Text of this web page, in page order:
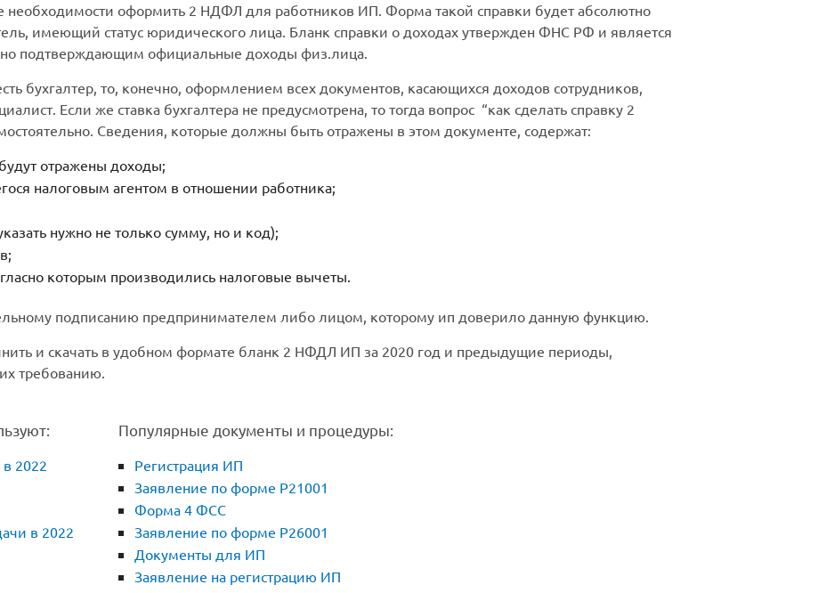
необходимости оформить 2 НДФЛ для работников ИП. Форма такой справки будет абсолютно
имеющий статус юридического лица. Бланк справки о доходах утвержден ФНС РФ и является
подтверждающим официальные доходы физ.лица.
бухгалтер, то, конечно, оформлением всех документов, касающихся доходов сотрудников,
Если же ставка бухгалтера не предусмотрена, то тогда вопрос “как сделать справку 2
Сведения, которые должны быть отражены в этом документе, содержат:
отражены доходы;
налоговым агентом в отношении работника;
нужно не только сумму, но и код);
которым производились налоговые вычеты.
подписанию предпринимателем либо лицом, которому ип доверило данную функцию.
и скачать в удобном формате бланк 2 НФДЛ ИП за 2020 год и предыдущие периоды,
требованию.
2022
в 2022
Популярные документы и процедуры:
Регистрация ИП
Заявление по форме Р21001
Форма 4 ФСС
Заявление по форме Р26001
Документы для ИП
Заявление на регистрацию ИП